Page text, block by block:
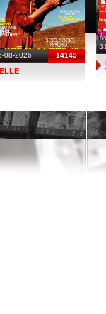
08-2026 14149
ELLE